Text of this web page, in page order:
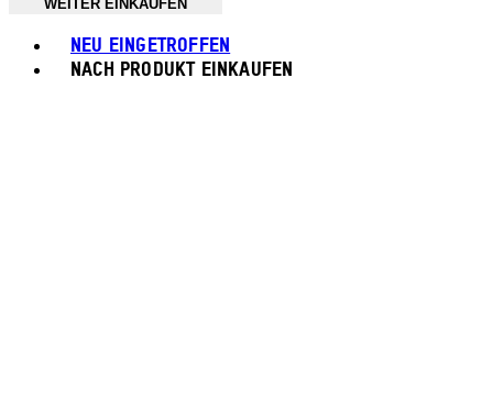
WEITER EINKAUFEN
NEU EINGETROFFEN
NACH PRODUKT EINKAUFEN